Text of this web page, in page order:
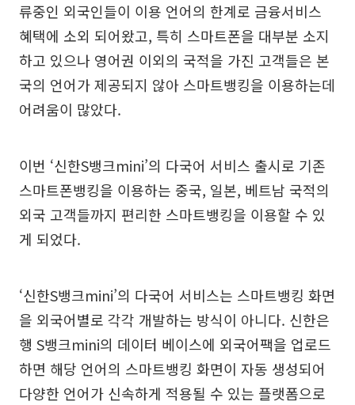
류중인 외국인들이 이용 언어의 한계로 금융서비스
혜택에 소외 되어왔고, 특히 스마트폰을 대부분 소지
하고 있으나 영어권 이외의 국적을 가진 고객들은 본
국의 언어가 제공되지 않아 스마트뱅킹을 이용하는데
어려움이 많았다.
이번 ‘신한S뱅크mini’의 다국어 서비스 출시로 기존
스마트폰뱅킹을 이용하는 중국, 일본, 베트남 국적의
외국 고객들까지 편리한 스마트뱅킹을 이용할 수 있
게 되었다.
‘신한S뱅크mini’의 다국어 서비스는 스마트뱅킹 화면
을 외국어별로 각각 개발하는 방식이 아니다. 신한은
행 S뱅크mini의 데이터 베이스에 외국어팩을 업로드
하면 해당 언어의 스마트뱅킹 화면이 자동 생성되어
다양한 언어가 신속하게 적용될 수 있는 플랫폼으로